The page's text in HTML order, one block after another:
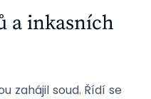
a inkasních
zahájil soud. Řídí se